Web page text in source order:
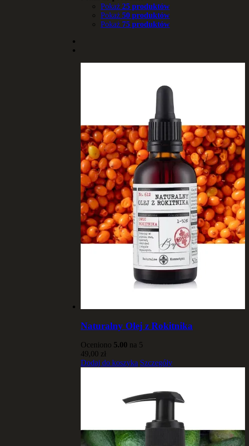
Pokaż 25 produktów
Pokaż 50 produktów
Pokaż 75 produktów
Naturalny Olej z Rokitnika
Oceniono 5.00 na 5
49,00 zł
Dodaj do koszyka Szczegóły